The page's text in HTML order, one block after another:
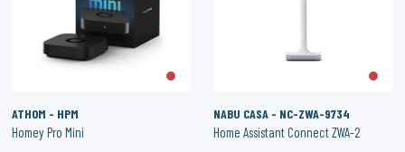
ATHOM - HPM
Homey Pro Mini
NABU CASA - NC-ZWA-9734
Home Assistant Connect ZWA-2